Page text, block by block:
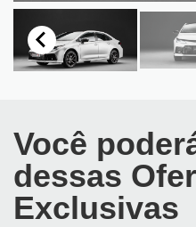
Você
dessas
Exclusivas